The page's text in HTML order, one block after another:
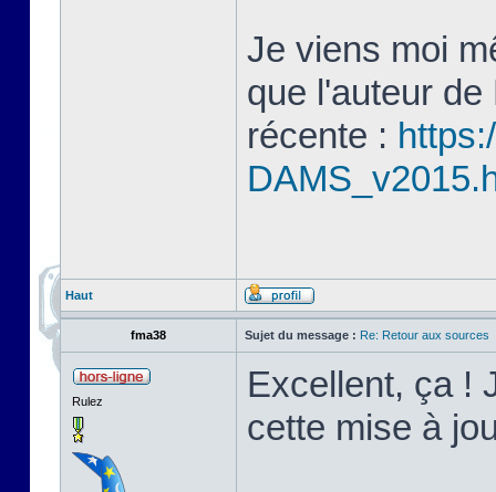
Je viens moi
que l'auteur
récente :
Haut
fma38 Sujet du message : Re: Retour aux sources
Rulez
Excellent, ça !
cette mise à